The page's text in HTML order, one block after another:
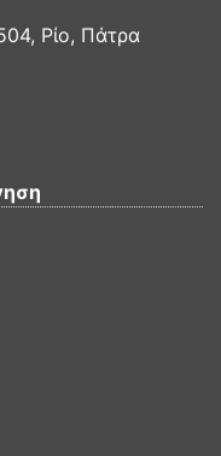
Ρίο, Πάτρα